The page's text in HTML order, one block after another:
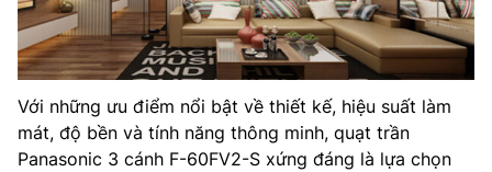
Với những ưu điểm nổi bật về thiết kế, hiệu suất làm
mát, độ bền và tính năng thông minh, quạt trần
Panasonic 3 cánh F-60FV2-S xứng đáng là lựa chọn